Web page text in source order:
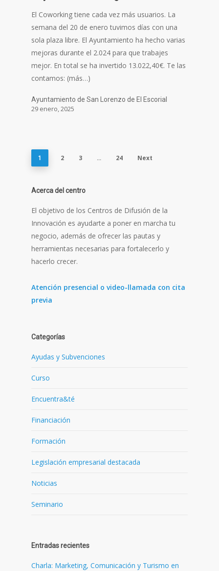
El Coworking tiene cada vez más usuarios. La
semana del 20 de enero tuvimos días con una
sola plaza libre. El Ayuntamiento ha hecho varias
mejoras durante el 2.024 para que trabajes
mejor. En total se ha invertido 13.022,40€. Te las
contamos: (más…)
Ayuntamiento de San Lorenzo de El Escorial
29 enero, 2025
1 2 3 … 24 Next
Acerca del centro
El objetivo de los Centros de Difusión de la
Innovación es ayudarte a poner en marcha tu
negocio, además de ofrecer las pautas y
herramientas necesarias para fortalecerlo y
hacerlo crecer.
Atención presencial o video-llamada con cita
previa
Categorías
Ayudas y Subvenciones
Curso
Encuentra&té
Financiación
Formación
Legislación empresarial destacada
Noticias
Seminario
Entradas recientes
Charla: Marketing, Comunicación y Turismo en